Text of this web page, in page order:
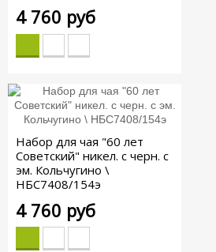
4 760 руб
Набор для чая "60 лет
Советский" никел. с черн. с
эм. Кольчугино \
НБС7408/154э
4 760 руб